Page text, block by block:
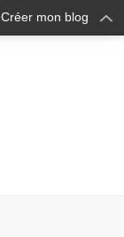
Créer mon blog